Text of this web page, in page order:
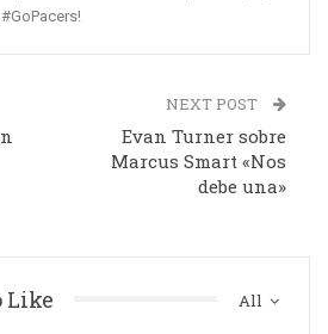
NEXT POST
Evan Turner sobre
Marcus Smart «Nos
debe una»
All
Like